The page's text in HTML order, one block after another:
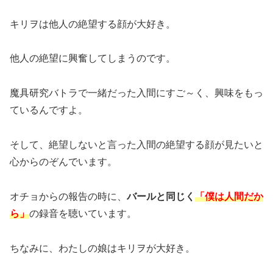
キリヲは他人の絶望する顔が大好き。
他人の絶望に興奮してしまうのです。
魔具研究バトラで一緒だった入間にすご～く、興味をもっ
ているんですよ。
そして、絶望しないと言った入間の絶望する顔が見たいと
心からのぞんでいます。
オチョからの報告の時に、バールと同じく 「僕は人間だか
ら」の録音を聴いています。
ちなみに、わたしの娘はキリヲが大好き。